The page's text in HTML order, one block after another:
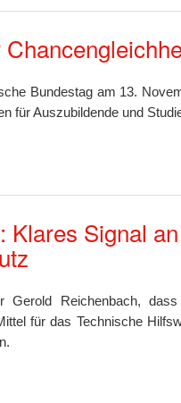
Bundestag am 13.
für Auszubildende und
Klares Signal
Gerold Reichenbach,
für das Technische